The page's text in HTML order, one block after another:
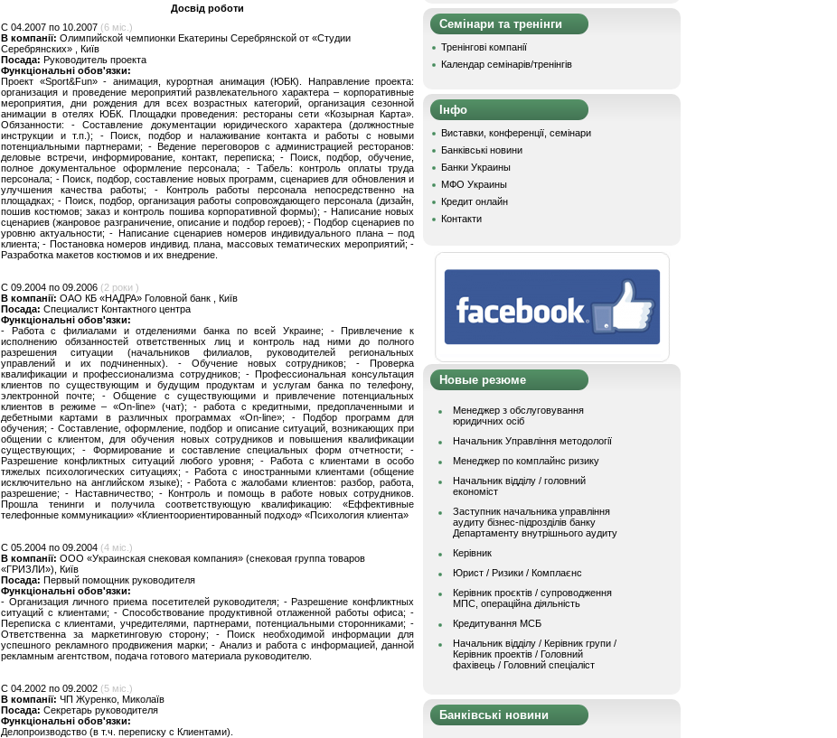
Досвід роботи
C 04.2007 по 10.2007 (6 міс.)
В компанії: Олимпийской чемпионки Екатерины Серебрянской от «Студии
Серебрянских» , Київ
Посада: Руководитель проекта
Функціональні обов'язки:
Проект «Sport&Fun» - анимация, курортная анимация (ЮБК). Направление проекта:
организация и проведение мероприятий развлекательного характера – корпоративные
мероприятия, дни рождения для всех возрастных категорий, организация сезонной
анимации в отелях ЮБК. Площадки проведения: рестораны сети «Козырная Карта».
Обязанности: - Составление документации юридического характера (должностные
инструкции и т.п.); - Поиск, подбор и налаживание контакта и работы с новыми
потенциальными партнерами; - Ведение переговоров с администрацией ресторанов:
деловые встречи, информирование, контакт, переписка; - Поиск, подбор, обучение,
полное документальное оформление персонала; - Табель: контроль оплаты труда
персонала; - Поиск, подбор, составление новых программ, сценариев для обновления и
улучшения качества работы; - Контроль работы персонала непосредственно на
площадках; - Поиск, подбор, организация работы сопровождающего персонала (дизайн,
пошив костюмов; заказ и контроль пошива корпоративной формы); - Написание новых
сценариев (жанровое разграничение, описание и подбор героев); - Подбор сценариев по
уровню актуальности; - Написание сценариев номеров индивидуального плана – под
клиента; - Постановка номеров индивид. плана, массовых тематических мероприятий; -
Разработка макетов костюмов и их внедрение.
C 09.2004 по 09.2006 (2 роки )
В компанії: ОАО КБ «НАДРА» Головной банк , Київ
Посада: Cпециалист Контактного центра
Функціональні обов'язки:
- Работа с филиалами и отделениями банка по всей Украине; - Привлечение к
исполнению обязанностей ответственных лиц и контроль над ними до полного
разрешения ситуации (начальников филиалов, руководителей региональных
управлений и их подчиненных). - Обучение новых сотрудников; - Проверка
квалификации и профессионализма сотрудников; - Профессиональная консультация
клиентов по существующим и будущим продуктам и услугам банка по телефону,
электронной почте; - Общение с существующими и привлечение потенциальных
клиентов в режиме – «On-line» (чат); - работа с кредитными, предоплаченными и
дебетными картами в различных программах «On-line»; - Подбор программ для
обучения; - Составление, оформление, подбор и описание ситуаций, возникающих при
общении с клиентом, для обучения новых сотрудников и повышения квалификации
существующих; - Формирование и составление специальных форм отчетности; -
Разрешение конфликтных ситуаций любого уровня; - Работа с клиентами в особо
тяжелых психологических ситуациях; - Работа с иностранными клиентами (общение
исключительно на английском языке); - Работа с жалобами клиентов: разбор, работа,
разрешение; - Наставничество; - Контроль и помощь в работе новых сотрудников.
Прошла тенинги и получила соответствующую квалификацию: «Еффективные
телефонные коммуникации» «Клиентоориентированный подход» «Психология клиента»
C 05.2004 по 09.2004 (4 міс.)
В компанії: ООО «Украинская снековая компания» (снековая группа товаров
«ГРИЗЛИ»), Київ
Посада: Первый помощник руководителя
Функціональні обов'язки:
- Организация личного приема посетителей руководителя; - Разрешение конфликтных
ситуаций с клиентами; - Способствование продуктивной отлаженной работы офиса; -
Переписка с клиентами, учредителями, партнерами, потенциальными сторонниками; -
Ответственна за маркетинговую сторону; - Поиск необходимой информации для
успешного рекламного продвижения марки; - Анализ и работа с информацией, данной
рекламным агентством, подача готового материала руководителю.
C 04.2002 по 09.2002 (5 міс.)
В компанії: ЧП Журенко, Миколаїв
Посада: Секретарь руководителя
Функціональні обов'язки:
Делопроизводство (в т.ч. переписку с Клиентами).
Семінари та тренінги
Тренінгові компанії
Календар семінарів/тренінгів
Інфо
Виставки, конференції, семінари
Банківські новини
Банки Украины
МФО Украины
Кредит онлайн
Контакти
Новые резюме
Менеджер з обслуговування
юридичних осіб
Начальник Управління методології
Менеджер по комплайнс ризику
Начальник відділу / головний
економіст
Заступник начальника управління
аудиту бізнес-підрозділів банку
Департаменту внутрішнього аудиту
Керівник
Юрист / Ризики / Комплаєнс
Керівник проєктів / супроводження
МПС, операційна діяльність
Кредитування МСБ
Начальник вiддiлу / Керівник групи /
Керівник проектів / Головний
фахівець / Головний спеціаліст
Банківські новини